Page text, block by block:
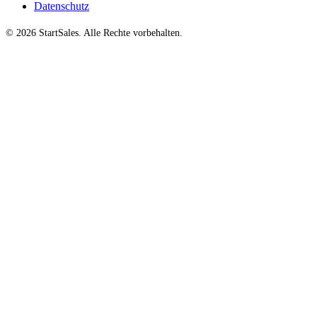
Datenschutz
© 2026 StartSales. Alle Rechte vorbehalten.